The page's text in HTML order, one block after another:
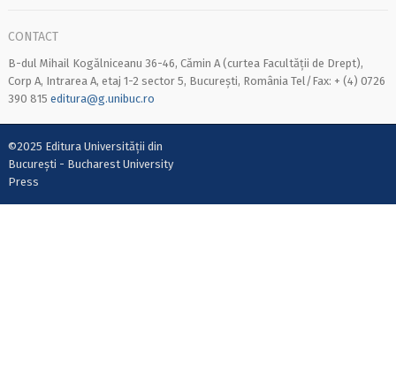
CONTACT
B-dul Mihail Kogălniceanu 36-46, Cămin A (curtea Facultății de Drept),
Corp A, Intrarea A, etaj 1-2 sector 5, București, România Tel/Fax: + (4) 0726
390 815 editura@g.unibuc.ro
©2025 Editura Universității din
București - Bucharest University
Press